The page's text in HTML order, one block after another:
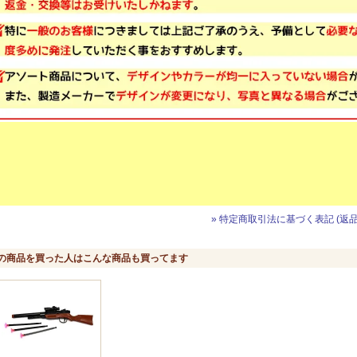
» 特定商取引法に基づく表記 (返
商品を買った人はこんな商品も買ってます